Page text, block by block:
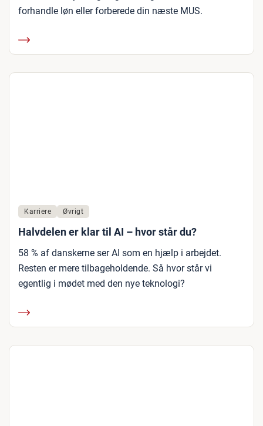
forhandle løn eller forberede din næste MUS.
Karriere Øvrigt
Halvdelen er klar til AI – hvor står du?
58 % af danskerne ser AI som en hjælp i arbejdet.
Resten er mere tilbageholdende. Så hvor står vi
egentlig i mødet med den nye teknologi?